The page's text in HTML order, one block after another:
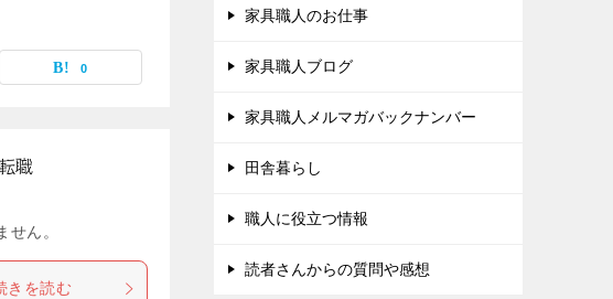
0
職
ん。
きを読む
家具職人のお仕事
家具職人ブログ
家具職人メルマガバックナンバー
田舎暮らし
職人に役立つ情報
読者さんからの質問や感想